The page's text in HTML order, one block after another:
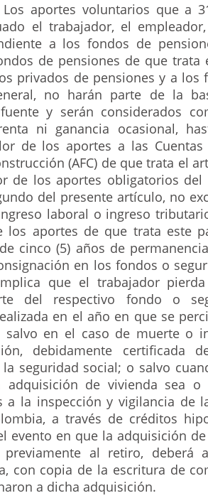
Los aportes voluntarios que a
el trabajador, el
a los fondos de
de pensiones de que trata
privados de pensiones y a los
no harán parte de la
y serán considerados
ni ganancia ocasional,
de los aportes a las
(AFC) de que trata el
de los aportes obligatorios del
del presente artículo, no
laboral o ingreso
los aportes de que trata este
cinco (5) años de
en los fondos o
que el trabajador
del respectivo fondo o
en el año en que se
salvo en el caso de muerte o
debidamente certificada
seguridad social; o salvo
adquisición de vivienda sea o
a la inspección y vigilancia de
a través de créditos
evento en que la adquisición
previamente al retiro, deberá
con copia de la escritura de
a dicha adquisición.